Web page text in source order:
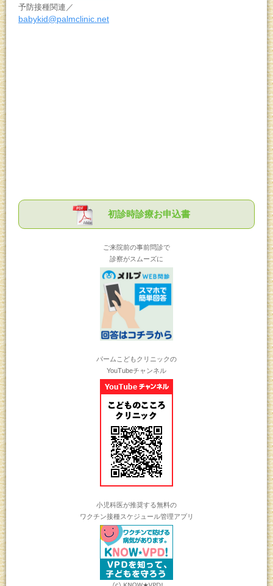
予防接種関連／
babykid@palmclinic.net
初診時診療お申込書
ご来院前の事前問診で
診察がスムーズに
パームこどもクリニックの
YouTubeチャンネル
小児科医が推奨する無料の
ワクチン接種スケジュール管理アプリ